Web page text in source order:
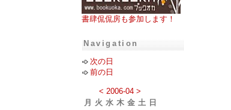
書肆侃侃房も参加します！
Navigation
次の日
前の日
< 2006-04 >
月
火 水 木 金 土 日